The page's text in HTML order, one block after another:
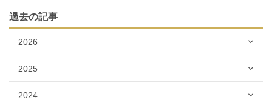
過去の記事
2026
2025
2024